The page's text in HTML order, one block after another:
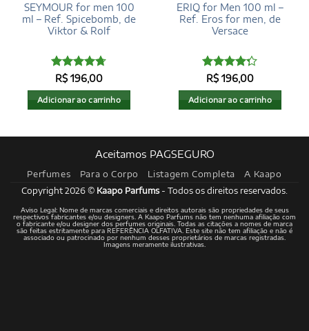
SEYMOUR for men 100
ml – Ref. Spicebomb, de
Viktor & Rolf
Avaliação
4.71de 5
R$196,00
Adicionar ao carrinho
ERIQ for Men 100 ml –
Ref. Eros for men, de
Versace
Avaliação
4.27de 5
R$196,00
Adicionar ao carrinho
Aceitamos PAGSEGURO
Perfumes Para o Corpo Listagem Completa A Kaapo
Copyright 2026 © Kaapo Parfums- Todos os direitos reservados.
Aviso Legal: Nome de marcas comerciais e direitos autorais são propriedades de seus
respectivos fabricantes e/ou designers. A Kaapo Parfums não tem nenhuma afiliação com
o fabricante e/ou designer dos perfumes originais. Todas as citações a nomes de marca
são feitas estritamente para REFERÊNCIA OLFATIVA. Este site não tem afiliação e não é
associado ou patrocinado por nenhum desses proprietários de marcas registradas.
Imagens meramente ilustrativas.